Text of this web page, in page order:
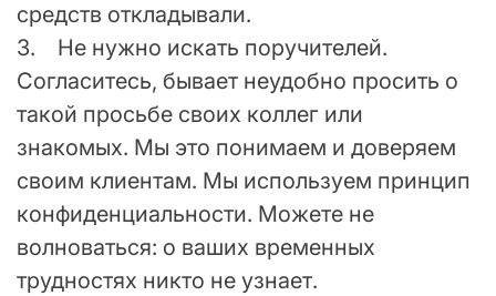
средств откладывали.
3. Не нужно искать поручителей.
Согласитесь, бывает неудобно просить о
такой просьбе своих коллег или
знакомых. Мы это понимаем и доверяем
своим клиентам. Мы используем принцип
конфиденциальности. Можете не
волноваться: о ваших временных
трудностях никто не узнает.